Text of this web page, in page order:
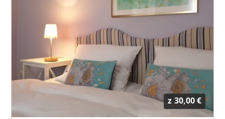
z 30,00 €